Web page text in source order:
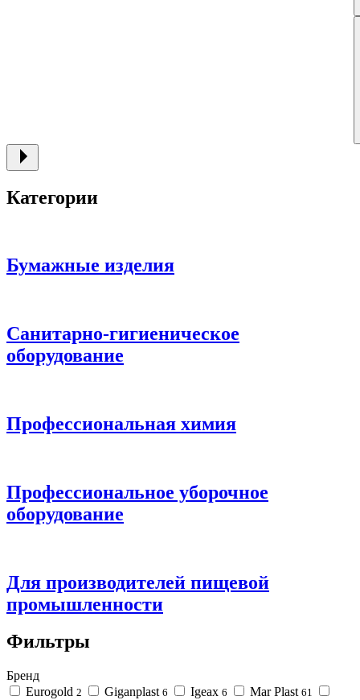
Категории
Бумажные изделия
Санитарно-гигиеническое
оборудование
Профессиональная химия
Профессиональное уборочное
оборудование
Для производителей пищевой
промышленности
Фильтры
Бренд
Eurogold 2 Giganplast 6 Igeax 6 Mar Plast 61